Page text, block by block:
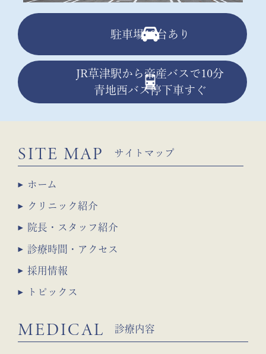
駐車場13台あり
JR草津駅から帝産バスで10分
青地西バス停下車すぐ
SITE MAP サイトマップ
ホーム
クリニック紹介
院長・スタッフ紹介
診療時間・アクセス
採用情報
トピックス
MEDICAL 診療内容